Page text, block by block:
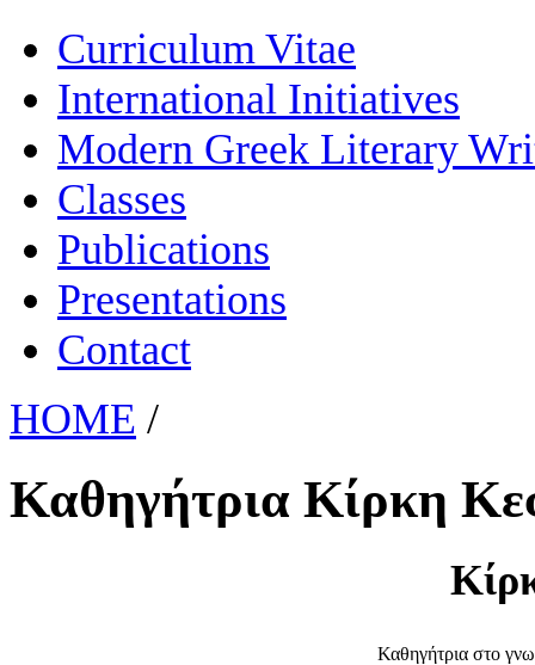
Curriculum Vitae
International Initiatives
Modern Greek Literary
Classes
Publications
Presentations
Contact
HOME /
Καθηγήτρια Κίρκη
Καθηγήτρια στο